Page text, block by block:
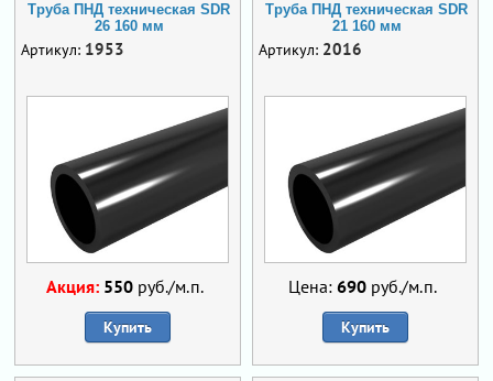
Труба ПНД техническая SDR
26 160 мм
Артикул: 1953
Акция: 550 руб./м.п.
Купить
Труба ПНД техническая SDR
21 160 мм
Артикул: 2016
Цена: 690 руб./м.п.
Купить